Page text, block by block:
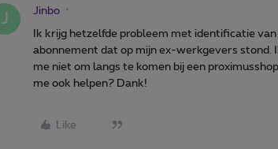
J Jinbo
Ik krijg hetzelfde probleem met identificatie
abonnement dat op mijn ex-werkgevers
me niet om langs te komen bij een
me ook helpen? Dank!
Like